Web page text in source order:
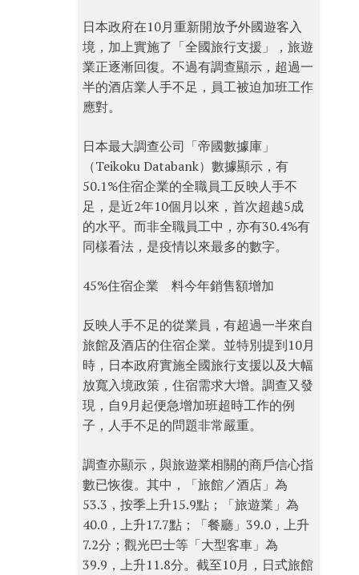
日本政府在10月重新開放予外國遊客入
境，加上實施了「全國旅行支援」，旅遊
業正逐漸回復。不過有調查顯示，超過一
半的酒店業人手不足，員工被迫加班工作
應對。
日本最大調查公司「帝國數據庫」
（Teikoku Databank）數據顯示，有
50.1%住宿企業的全職員工反映人手不
足，是近2年10個月以來，首次超越5成
的水平。而非全職員工中，亦有30.4%有
同樣看法，是疫情以來最多的數字。
45%住宿企業 料今年銷售額增加
反映人手不足的從業員，有超過一半來自
旅館及酒店的住宿企業。並特別提到10月
時，日本政府實施全國旅行支援以及大幅
放寬入境政策，住宿需求大增。調查又發
現，自9月起便急增加班超時工作的例
子，人手不足的問題非常嚴重。
調查亦顯示，與旅遊業相關的商戶信心指
數已恢復。其中，「旅館／酒店」為
53.3，按季上升15.9點；「旅遊業」為
40.0，上升17.7點；「餐廳」39.0，上升
7.2分；觀光巴士等「大型客車」為
39.9，上升11.8分。截至10月，日式旅館